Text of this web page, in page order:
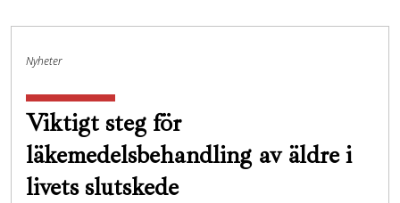
Nyheter
Viktigt steg för
läkemedelsbehandling av äldre i
livets slutskede